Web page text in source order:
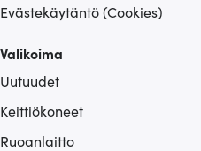
Evästekäytäntö (Cookies)
Valikoima
Uutuudet
Keittiökoneet
Ruoanlaitto